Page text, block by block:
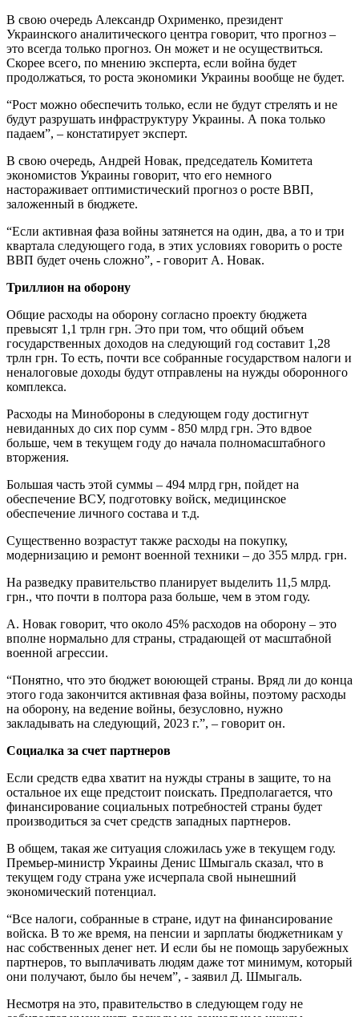
В свою очередь Александр Охрименко, президент
Украинского аналитического центра говорит, что прогноз –
это всегда только прогноз. Он может и не осуществиться.
Скорее всего, по мнению эксперта, если война будет
продолжаться, то роста экономики Украины вообще не будет.
“Рост можно обеспечить только, если не будут стрелять и не
будут разрушать инфраструктуру Украины. А пока только
падаем”, – констатирует эксперт.
В свою очередь, Андрей Новак, председатель Комитета
экономистов Украины говорит, что его немного
настораживает оптимистический прогноз о росте ВВП,
заложенный в бюджете.
“Если активная фаза войны затянется на один, два, а то и три
квартала следующего года, в этих условиях говорить о росте
ВВП будет очень сложно”, - говорит А. Новак.
Триллион на оборону
Общие расходы на оборону согласно проекту бюджета
превысят 1,1 трлн грн. Это при том, что общий объем
государственных доходов на следующий год составит 1,28
трлн грн. То есть, почти все собранные государством налоги и
неналоговые доходы будут отправлены на нужды оборонного
комплекса.
Расходы на Минобороны в следующем году достигнут
невиданных до сих пор сумм - 850 млрд грн. Это вдвое
больше, чем в текущем году до начала полномасштабного
вторжения.
Большая часть этой суммы – 494 млрд грн, пойдет на
обеспечение ВСУ, подготовку войск, медицинское
обеспечение личного состава и т.д.
Существенно возрастут также расходы на покупку,
модернизацию и ремонт военной техники – до 355 млрд. грн.
На разведку правительство планирует выделить 11,5 млрд.
грн., что почти в полтора раза больше, чем в этом году.
А. Новак говорит, что около 45% расходов на оборону – это
вполне нормально для страны, страдающей от масштабной
военной агрессии.
“Понятно, что это бюджет воюющей страны. Вряд ли до конца
этого года закончится активная фаза войны, поэтому расходы
на оборону, на ведение войны, безусловно, нужно
закладывать на следующий, 2023 г.”, – говорит он.
Социалка за счет партнеров
Если средств едва хватит на нужды страны в защите, то на
остальное их еще предстоит поискать. Предполагается, что
финансирование социальных потребностей страны будет
производиться за счет средств западных партнеров.
В общем, такая же ситуация сложилась уже в текущем году.
Премьер-министр Украины Денис Шмыгаль сказал, что в
текущем году страна уже исчерпала свой нынешний
экономический потенциал.
“Все налоги, собранные в стране, идут на финансирование
войска. В то же время, на пенсии и зарплаты бюджетникам у
нас собственных денег нет. И если бы не помощь зарубежных
партнеров, то выплачивать людям даже тот минимум, который
они получают, было бы нечем”, - заявил Д. Шмыгаль.
Несмотря на это, правительство в следующем году не